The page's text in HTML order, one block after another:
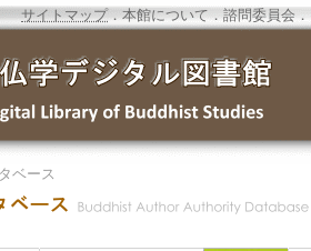
サイトマップ．本館について ．諮問委員会 ．
ベース